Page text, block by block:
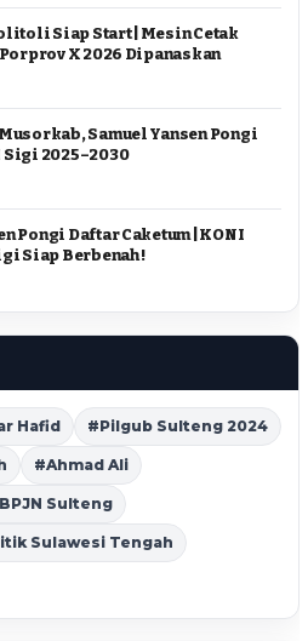
Siap Start | Mesin Cetak
X 2026 Dipanaskan
Samuel Yansen Pongi
2025–2030
Pongi Daftar Caketum | KONI
Siap Berbenah !
Hafid #Pilgub Sulteng 2024
#Ahmad Ali
Sulteng
Sulawesi Tengah